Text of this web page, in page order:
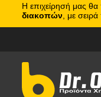
Η επιχείρησή μας θα
διακοπών , με